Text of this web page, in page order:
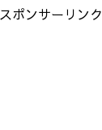
スポンサーリンク